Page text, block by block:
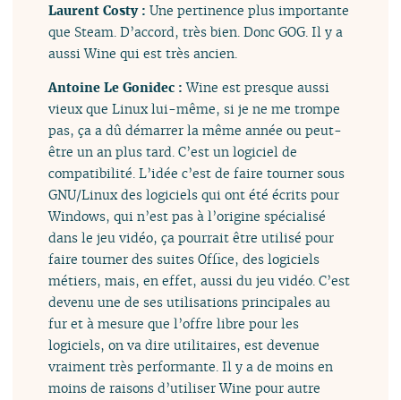
Laurent Costy :Une pertinence plus importante
que Steam. D’accord, très bien. Donc GOG. Il y a
aussi Wine qui est très ancien.
Antoine Le Gonidec :Wine est presque aussi
vieux que Linux lui-même, si je ne me trompe
pas, ça a dû démarrer la même année ou peut-
être un an plus tard. C’est un logiciel de
compatibilité. L’idée c’est de faire tourner sous
GNU/Linux des logiciels qui ont été écrits pour
Windows, qui n’est pas à l’origine spécialisé
dans le jeu vidéo, ça pourrait être utilisé pour
faire tourner des suites Office, des logiciels
métiers, mais, en effet, aussi du jeu vidéo. C’est
devenu une de ses utilisations principales au
fur et à mesure que l’offre libre pour les
logiciels, on va dire utilitaires, est devenue
vraiment très performante. Il y a de moins en
moins de raisons d’utiliser Wine pour autre